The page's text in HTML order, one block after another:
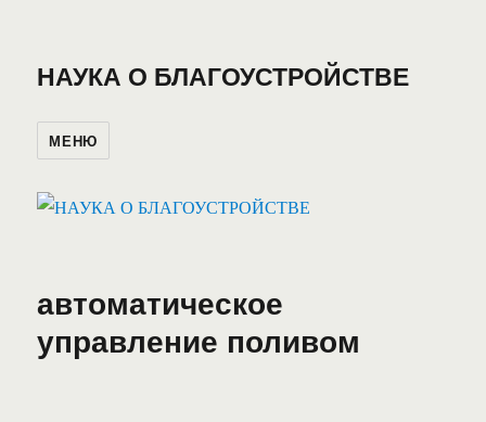
НАУКА О БЛАГОУСТРОЙСТВЕ
МЕНЮ
автоматическое
управление поливом